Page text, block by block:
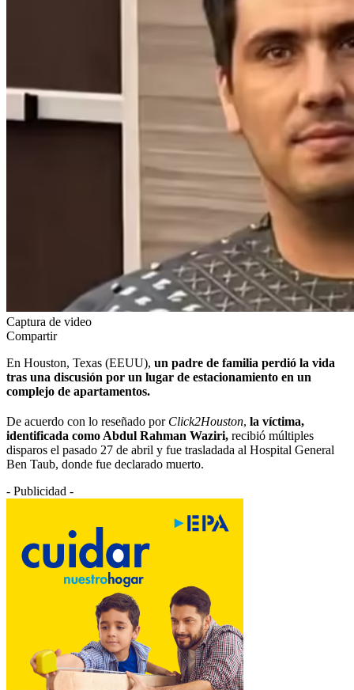
Captura de video
Compartir
En Houston, Texas (EEUU), un padre de familia perdió la vida
tras una discusión por un lugar de estacionamiento en un
complejo de apartamentos.
De acuerdo con lo reseñado porClick2Houston, la víctima,
identificada como Abdul Rahman Waziri, recibió múltiples
disparos el pasado 27 de abril y fue trasladada al Hospital General
Ben Taub, donde fue declarado muerto.
- Publicidad -